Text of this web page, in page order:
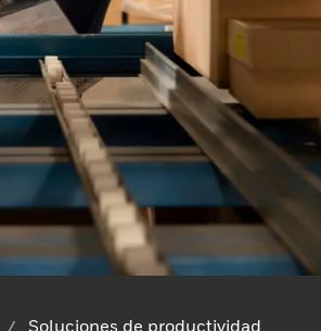
Soluciones de productividad